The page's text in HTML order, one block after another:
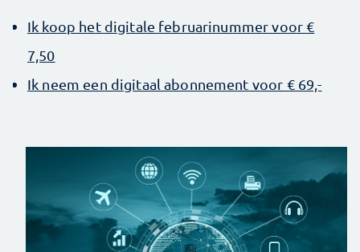
Ik koop het digitale februarinummer voor €
7,50
Ik neem een digitaal abonnement voor € 69,-